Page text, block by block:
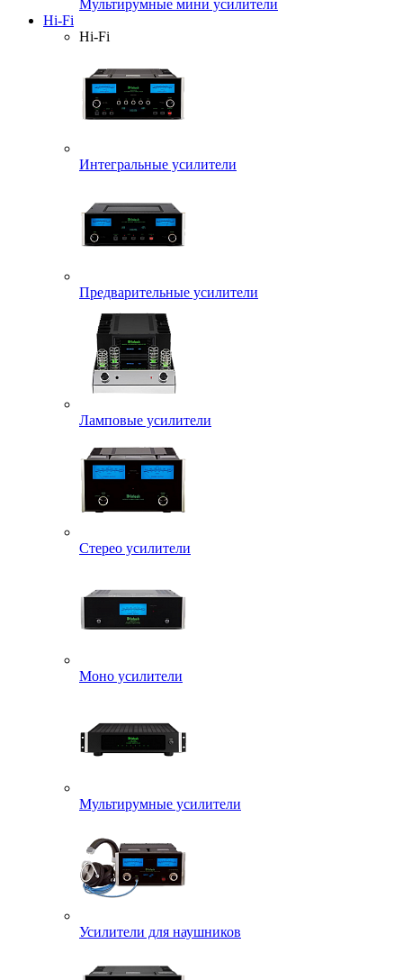
Мультирумные мини усилители
Hi-Fi
Hi-Fi
Интегральные усилители
Предварительные усилители
Ламповые усилители
Стерео усилители
Моно усилители
Мультирумные усилители
Усилители для наушников